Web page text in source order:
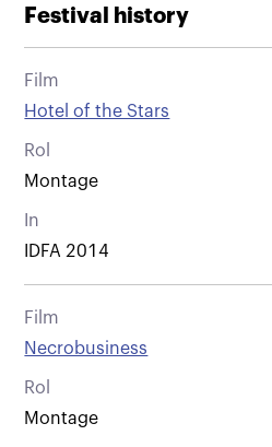
Festival history
Film
Hotel of the Stars
Rol
Montage
In
IDFA 2014
Film
Necrobusiness
Rol
Montage